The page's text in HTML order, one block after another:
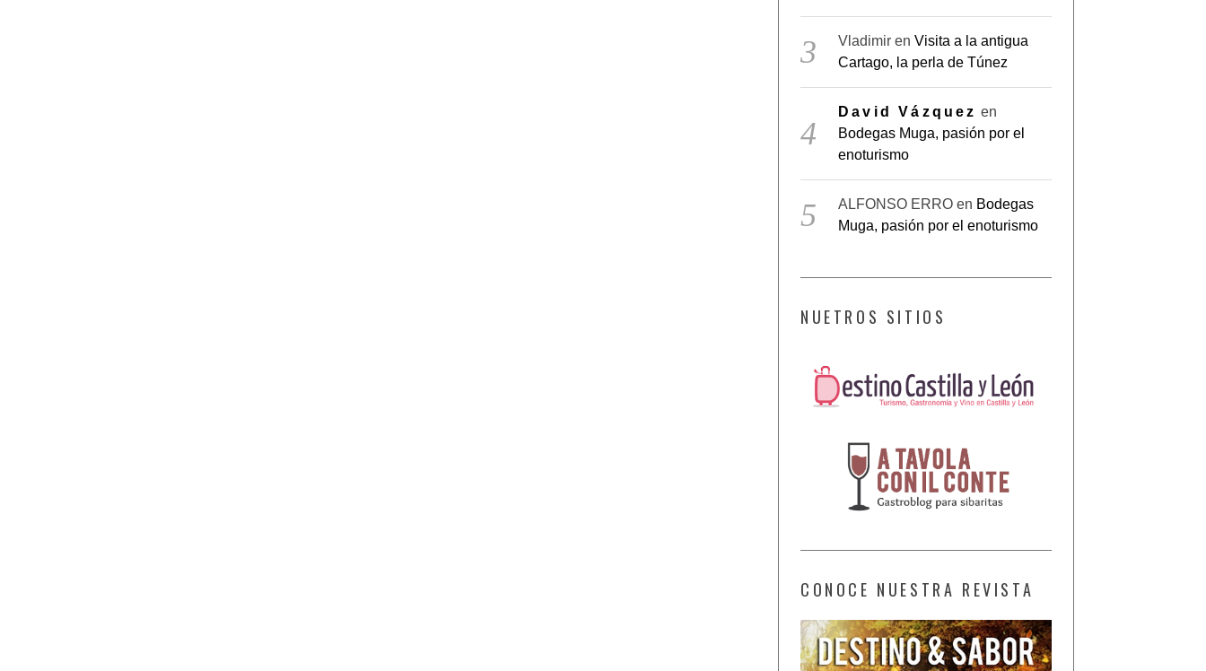
Vladimir en Visita a la antigua
Cartago, la perla de Túnez
David Vázquez en
Bodegas Muga, pasión por el
enoturismo
ALFONSO ERRO en Bodegas
Muga, pasión por el enoturismo
NUETROS SITIOS
CONOCE NUESTRA REVISTA